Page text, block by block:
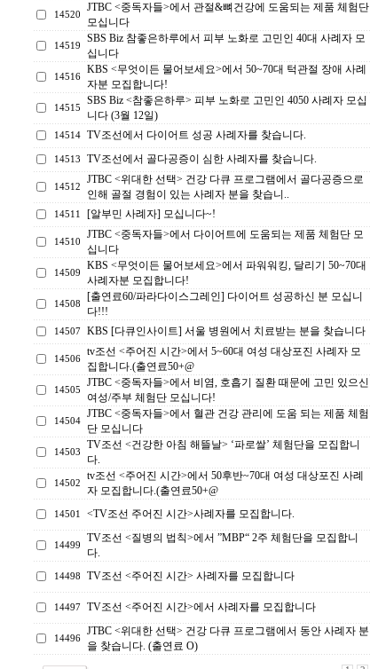
14520
JTBC <중독자들>에서 관절&뼈건강에 도움되는 제품 체험단
모십니다
14519
SBS Biz 참좋은하루에서 피부 노화로 고민인 40대 사례자 모
십니다
14516
KBS <무엇이든 물어보세요>에서 50~70대 턱관절 장애 사례
자분 모집합니다!
14515
SBS Biz <참좋은하루> 피부 노화로 고민인 4050 사례자 모십
니다 (3월 12일)
14514 TV조선에서 다이어트 성공 사례자를 찾습니다.
14513 TV조선에서 골다공증이 심한 사례자를 찾습니다.
14512
JTBC <위대한 선택> 건강 다큐 프로그램에서 골다공증으로
인해 골절 경험이 있는 사례자 분을 찾습니..
14511 [알부민 사례자] 모십니다~!
14510
JTBC <중독자들>에서 다이어트에 도움되는 제품 체험단 모
십니다
14509
KBS <무엇이든 물어보세요>에서 파워워킹, 달리기 50~70대
사례자분 모집합니다!
14508
[출연료60/파라다이스그레인] 다이어트 성공하신 분 모십니
다!!!
14507 KBS [다큐인사이트] 서울 병원에서 치료받는 분을 찾습니다
14506
tv조선 <주어진 시간>에서 5~60대 여성 대상포진 사례자 모
집합니다.(출연료50+@
14505
JTBC <중독자들>에서 비염, 호흡기 질환 때문에 고민 있으신
여성/주부 체험단 모십니다!
14504
JTBC <중독자들>에서 혈관 건강 관리에 도움 되는 제품 체험
단 모십니다
14503
TV조선 <건강한 아침 해뜰날> ‘파로쌀’ 체험단을 모집합니
다.
14502
tv조선 <주어진 시간>에서 50후반~70대 여성 대상포진 사례
자 모집합니다.(출연료50+@
14501 <TV조선 주어진 시간>사례자를 모집합니다.
14499
TV조선 <질병의 법칙>에서 ”MBP“ 2주 체험단을 모집합니
다.
14498 TV조선 <주어진 시간> 사례자를 모집합니다
14497 TV조선 <주어진 시간>에서 사례자를 모집합니다
14496
JTBC <위대한 선택> 건강 다큐 프로그램에서 동안 사례자 분
을 찾습니다. (출연료 O)